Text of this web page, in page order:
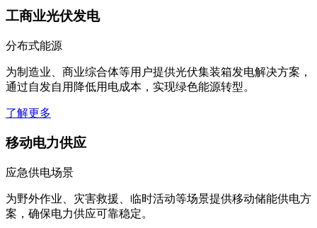
分布式能源
为制造业、商业综合体等用户提供光伏集装箱发电解决方案，
通过自发自用降低用电成本，实现绿色能源转型。
了解更多
移动电力供应
应急供电场景
为野外作业、灾害救援、临时活动等场景提供移动储能供电方
案，确保电力供应可靠稳定。
了解更多